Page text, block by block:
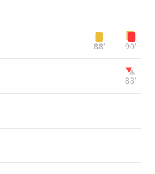
88‎’‎ 90‎’‎
83‎’‎